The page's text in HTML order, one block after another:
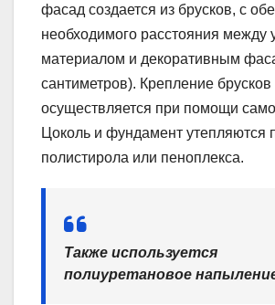
фасад создается из брусков, с
необходимого расстояния
материалом и декоративным
сантиметров). Крепление брусков
осуществляется при помощи
Цоколь и фундамент утепляются
полистирола или пеноплекса.
Также используется
полиуретановое